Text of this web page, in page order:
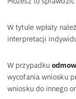
W tytule wpłaty
interpretacji
W przypadku
wycofania wniosku
wniosku do innego